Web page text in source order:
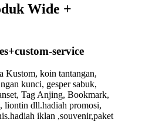
Wide +
service
Kustom, koin tantangan,
kunci, gesper sabuk,
Tag Anjing, Bookmark,
liontin dll.hadiah promosi,
iklan ,souvenir,paket